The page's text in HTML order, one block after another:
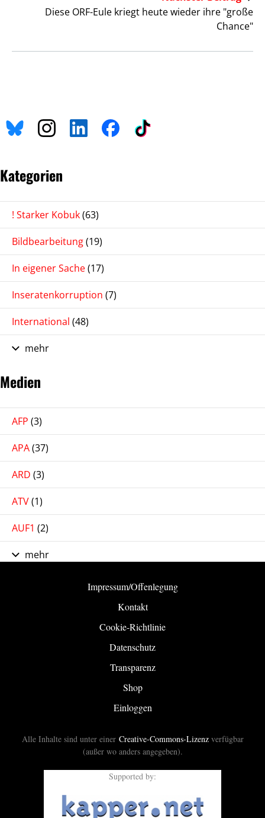
Diese ORF-Eule kriegt heute wieder ihre "große
Chance"
Kategorien
! Starker Kobuk(63)
Bildbearbeitung(19)
In eigener Sache(17)
Inseratenkorruption (7)
International (48)
mehr
Medien
AFP (3)
APA(37)
ARD (3)
ATV(1)
AUF1 (2)
mehr
Impressum/Offenlegung
Kontakt
Cookie-Richtlinie
Datenschutz
Transparenz
Shop
Einloggen
Alle Inhalte sind unter einer Creative-Commons-Lizenzverfügbar
(außer wo anders angegeben).
Supported by: